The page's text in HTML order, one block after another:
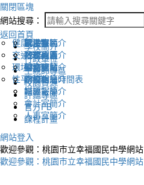
關閉區塊
網站搜尋：
返回首頁
學校簡介
認識幸福
地理位置
英文網站
幸福相簿
媒體報導
行政單位
校長室簡介
教務處簡介
學務處簡介
總務處簡介
輔導室簡介
會計室簡介
人事室簡介
生親師專區
新生專區
升學專區
圖書館藏
學校作息時間表
校園資源
電子報
下載列表
評鑑專區
健康促進
交通安全
環境教育
性平教育
官方FB
課程計畫
網站登入
歡迎參觀：桃園市立幸福國民中學網站
歡迎參觀：桃園市立幸福國民中學網站